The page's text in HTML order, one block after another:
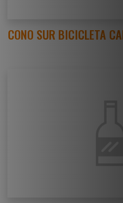
CONO SUR BICICLETA